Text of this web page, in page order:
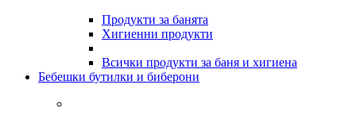
Продукти за банята
Хигиенни продукти
Всички продукти за баня и хигиена
Бебешки бутилки и биберони